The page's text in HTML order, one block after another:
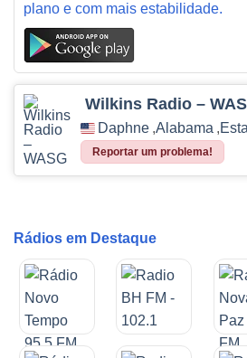
plano e com mais estabilidade.
Wilkins Radio –
Daphne ,Alabama ,
Reportar um problema!
Rádios em Destaque